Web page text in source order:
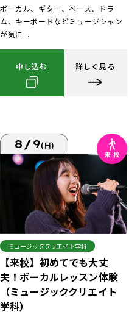
ボーカル、ギター、ベース、ドラ
ム、キーボードなどミュージシャン
が気に...
申し込む 詳しく見る
8/9(日)
ミュージッククリエイト学科
【来校】初めてでも大丈
夫！ボーカルレッスン体験
（ミュージッククリエイト
学科）